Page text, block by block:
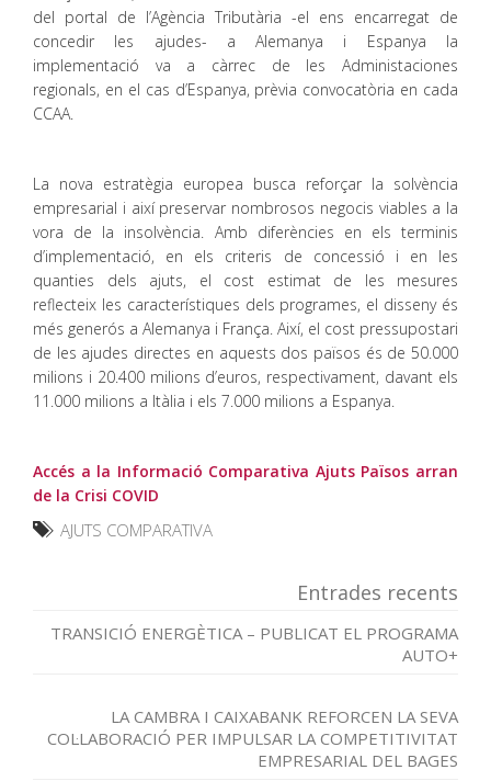
del portal de l’Agència Tributària -el ens encarregat de
concedir les ajudes- a Alemanya i Espanya la
implementació va a càrrec de les Administaciones
regionals, en el cas d’Espanya, prèvia convocatòria en cada
CCAA.
La nova estratègia europea busca reforçar la solvència
empresarial i així preservar nombrosos negocis viables a la
vora de la insolvència. Amb diferències en els terminis
d’implementació, en els criteris de concessió i en les
quanties dels ajuts, el cost estimat de les mesures
reflecteix les característiques dels programes, el disseny és
més generós a Alemanya i França. Així, el cost pressupostari
de les ajudes directes en aquests dos països és de 50.000
milions i 20.400 milions d’euros, respectivament, davant els
11.000 milions a Itàlia i els 7.000 milions a Espanya.
Accés a la Informació Comparativa Ajuts Països arran
de la Crisi COVID
AJUTS COMPARATIVA
Entrades recents
TRANSICIÓ ENERGÈTICA – PUBLICAT EL PROGRAMA
AUTO+
LA CAMBRA I CAIXABANK REFORCEN LA SEVA
COL·LABORACIÓ PER IMPULSAR LA COMPETITIVITAT
EMPRESARIAL DEL BAGES